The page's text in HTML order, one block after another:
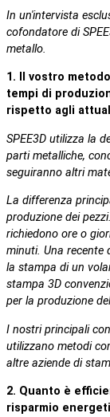
In un'intervista
cofondatore di
metallo.
1. Il vostro
tempi di
rispetto agli
SPEE3D utilizza la
parti metalliche,
seguiranno altri
La differenza
produzione dei
richiedono ore o
minuti. Una recente
la stampa di un
stampa 3D
per la produzione
I nostri principali
utilizzano metodi
altre aziende di
2. Quanto è
risparmio